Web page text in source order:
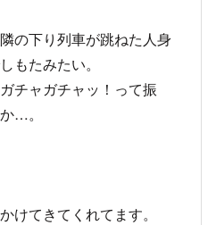
の下り列車が跳ねた人身
もたみたい。
チャガチャッ！って振
…。
けてきてくれてます。